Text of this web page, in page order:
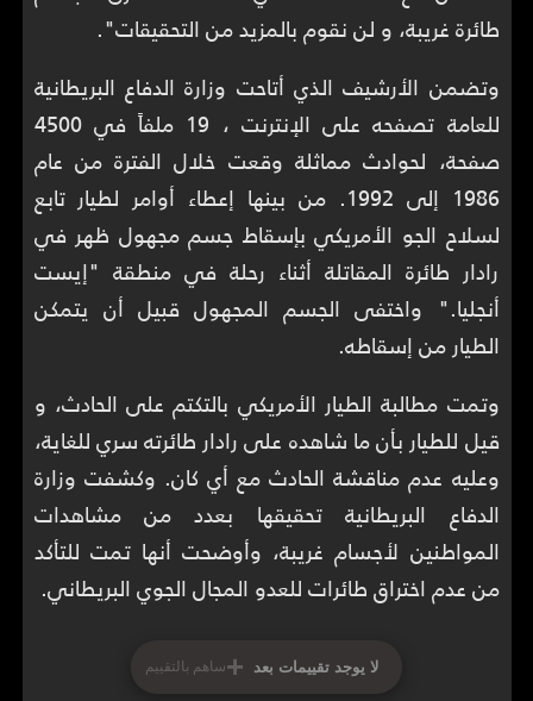
طائرة غريبة، و لن نقوم بالمزيد من التحقيقات".
وتضمن الأرشيف الذي أتاحت وزارة الدفاع البريطانية
للعامة تصفحه على الإنترنت ، 19 ملفاً في 4500
صفحة، لحوادث مماثلة وقعت خلال الفترة من عام
1986 إلى 1992. من بينها إعطاء أوامر لطيار تابع
لسلاح الجو الأمريكي بإسقاط جسم مجهول ظهر في
رادار طائرة المقاتلة أثناء رحلة في منطقة "إيست
أنجليا." واختفى الجسم المجهول قبيل أن يتمكن
الطيار من إسقاطه.
وتمت مطالبة الطيار الأمريكي بالتكتم على الحادث، و
قيل للطيار بأن ما شاهده على رادار طائرته سري للغاية،
وعليه عدم مناقشة الحادث مع أي كان. وكشفت وزارة
الدفاع البريطانية تحقيقها بعدد من مشاهدات
المواطنين لأجسام غريبة، وأوضحت أنها تمت للتأكد
من عدم اختراق طائرات للعدو المجال الجوي البريطاني.
لا يوجد تقييمات بعد +ساهم بالتقييم